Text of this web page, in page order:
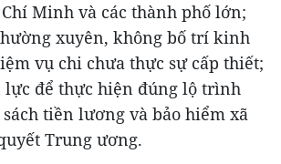
Minh và các thành phố lớn;
xuyên, không bố trí kinh
vụ chi chưa thực sự cấp thiết;
lực để thực hiện đúng lộ trình
tiền lương và bảo hiểm xã
Trung ương.